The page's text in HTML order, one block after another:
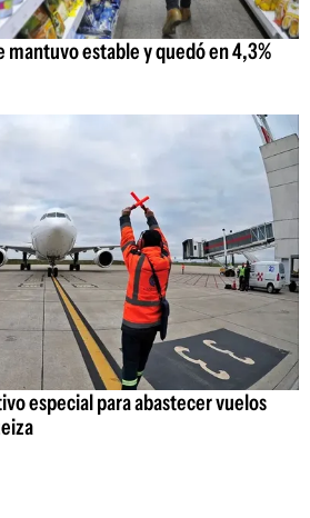
mantuvo estable y quedó en 4,3%
especial para abastecer vuelos